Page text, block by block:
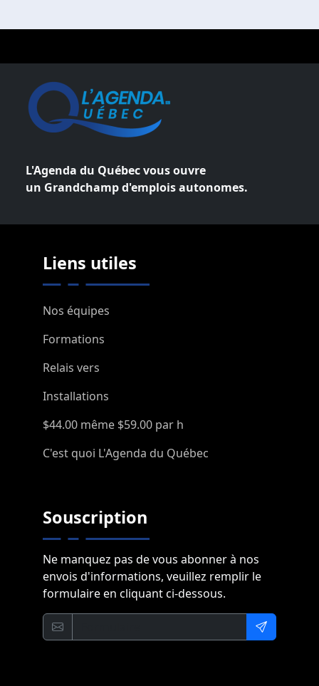
L'Agenda du Québec vous ouvre
un Grandchamp d'emplois autonomes.
Liens utiles
Nos équipes
Formations
Relais vers
Installations
$44.00 même $59.00 par h
C'est quoi L'Agenda du Québec
Souscription
Ne manquez pas de vous abonner à nos
envois d'informations, veuillez remplir le
formulaire en cliquant ci-dessous.